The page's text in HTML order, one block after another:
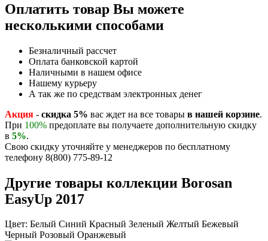
Оплатить товар Вы можете
несколькими способами
Безналичный рассчет
Оплата банковской картой
Наличными в нашем офисе
Нашему курьеру
А так же по средствам электронных денег
Акция - скидка 5% вас ждет на все товары в нашей корзине.
При 100% предоплате вы получаете дополнительную скидку
в 5%.
Свою скидку уточняйте у менеджеров по бесплатному
телефону 8(800) 775-89-12
Другие товары коллекции Borosan
EasyUp 2017
Цвет: Белый Синий Красный Зеленый Желтый Бежевый
Черный Розовый Оранжевый